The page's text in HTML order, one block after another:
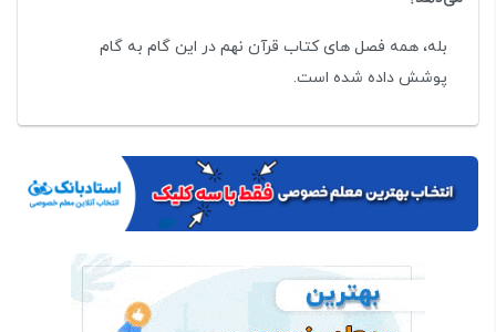
بله، همه فصل های کتاب قرآن نهم در این گام به گام
پوشش داده شده است.